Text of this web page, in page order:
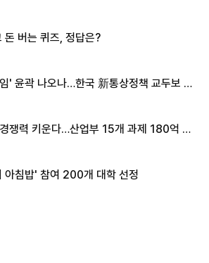
돈 버는 퀴즈, 정답은?
' 윤곽 나오나…한국 新통상정책 교두보 활
쟁력 키운다…산업부 15개 과제 180억 지
아침밥' 참여 200개 대학 선정